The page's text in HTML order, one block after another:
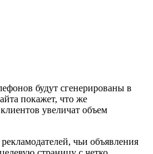
будут сгенерированы в
покажет, что же
увеличат объем
чьи объявления